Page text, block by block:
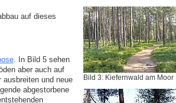
Bild 3: Kiefernwald am Moor
auf dieses
. In Bild 5 sehen
aber auch auf
und neue
abgestorbene